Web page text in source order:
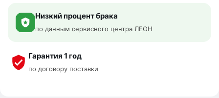
Низкий процент брака
по данным сервисного центра ЛЕОН
Гарантия 1 год
по договору поставки